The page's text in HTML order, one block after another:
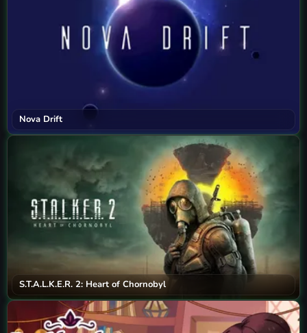
Nova Drift
S.T.A.L.K.E.R. 2: Heart of Chornobyl